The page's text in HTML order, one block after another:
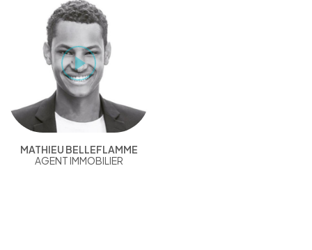
MATHIEU BELLEFLAMME
AGENT IMMOBILIER